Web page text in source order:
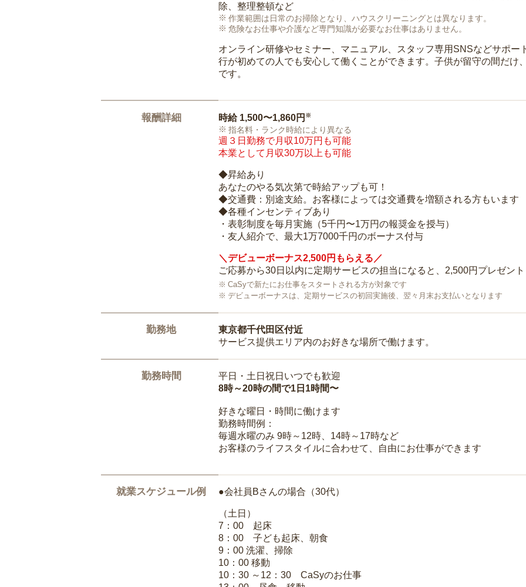
除、整理整頓など
作業範囲は日常のお掃除となり、ハウスクリーニングとは異なります。
危険なお仕事や介護など専門知識が必要なお仕事はありません。
オンライン研修やセミナー、マニュアル、スタッフ専用SNSなどサポー
行が初めての人でも安心して働くことができます。子供が留守の間だけ
です。
報酬詳細 時給 1,500〜1,860円 ※
指名料・ランク時給により異なる
週３日勤務で月収10万円も可能
本業として月収30万以上も可能
◆昇給あり
あなたのやる気次第で時給アップも可！
◆交通費：別途支給。お客様によっては交通費を増額される方もいます
◆各種インセンティブあり
・表彰制度を毎月実施（5千円〜1万円の報奨金を授与）
・友人紹介で、最大1万7000千円のボーナス付与
＼デビューボーナス2,500円もらえる／
ご応募から30日以内に定期サービスの担当になると、2,500円プレゼント
CaSyで新たにお仕事をスタートされる方が対象です
デビューボーナスは、定期サービスの初回実施後、翌々月末お支払いとなります
勤務地
東京都千代田区付近
サービス提供エリア内のお好きな場所で働けます。
勤務時間
平日・土日祝日いつでも歓迎
8時～20時の間で1日1時間〜
好きな曜日・時間に働けます
勤務時間例：
毎週水曜のみ 9時～12時、14時～17時など
お客様のライフスタイルに合わせて、自由にお仕事ができます
就業スケジュール例 ●会社員Bさんの場合（30代）
（土日）
7：00 起床
8：00 子ども起床、朝食
9：00 洗濯、掃除
10：00 移動
10：30 ～12：30 CaSyのお仕事